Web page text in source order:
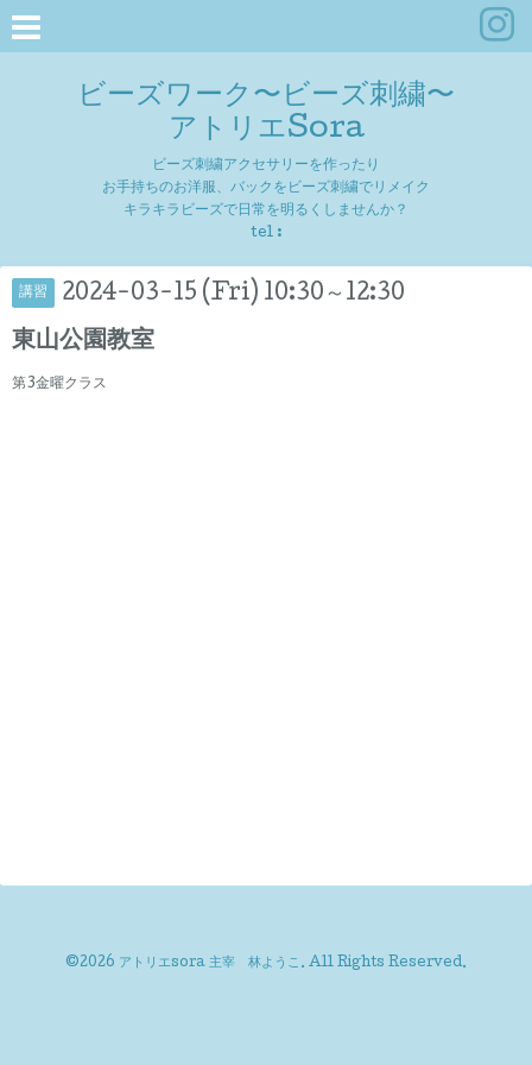
ビーズワーク〜ビーズ刺繍〜
アトリエSora
ビーズ刺繍アクセサリーを作ったり
お手持ちのお洋服、バックをビーズ刺繍でリメイク
キラキラビーズで日常を明るくしませんか？
tel :
講習 2024-03-15 (Fri) 10:30～12:30
東山公園教室
第3金曜クラス
©2026 アトリエsora 主宰 林ようこ . All Rights Reserved.